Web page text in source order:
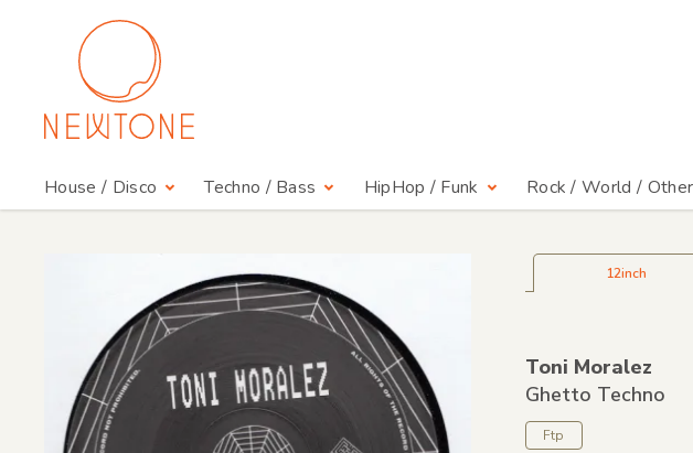
House / Disco Techno / Bass HipHop / Funk Rock / World / Other
12inch
Toni Moralez
Ghetto Techno
Ftp